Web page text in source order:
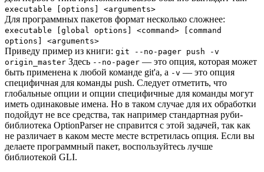
executable [options] <arguments>
Для программных пакетов формат несколько сложнее:
executable [global options] <command> [command
options] <arguments>
Приведу пример из книги: git --no-pager push -v
origin_master Здесь --no-pager — это опция, которая может
быть применена к любой команде git'а, а -v — это опция
специфичная для команды push. Следует отметить, что
глобальные опции и опции специфичные для команды могут
иметь одинаковые имена. Но в таком случае для их обработки
подойдут не все средства, так например стандартная руби-
библиотека OptionParser не справится с этой задачей, так как
не различает в каком месте месте встретилась опция. Если вы
делаете программный пакет, воспользуйтесь лучше
библиотекой GLI.